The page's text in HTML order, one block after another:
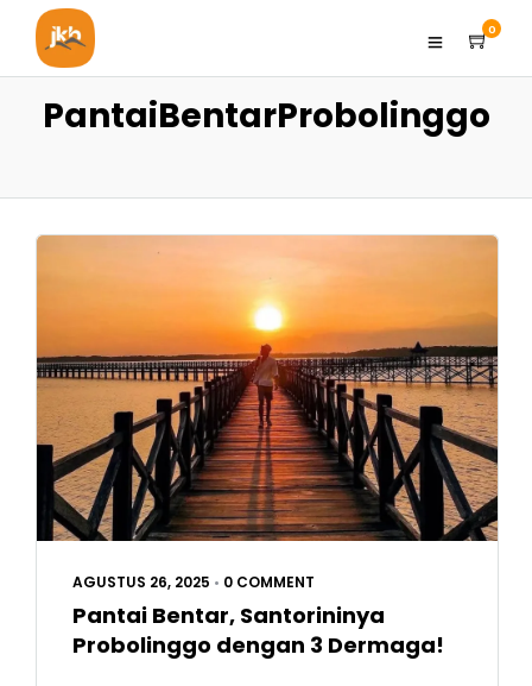
0
PantaiBentarProbolinggo
AGUSTUS 26, 2025 • 0 COMMENT
Pantai Bentar, Santorininya
Probolinggo dengan 3 Dermaga!